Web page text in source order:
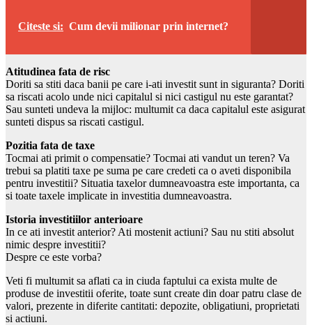
Citeste si: Cum devii milionar prin internet?
Atitudinea fata de risc
Doriti sa stiti daca banii pe care i-ati investit sunt in siguranta? Doriti
sa riscati acolo unde nici capitalul si nici castigul nu este garantat?
Sau sunteti undeva la mijloc: multumit ca daca capitalul este asigurat
sunteti dispus sa riscati castigul.
Pozitia fata de taxe
Tocmai ati primit o compensatie? Tocmai ati vandut un teren? Va
trebui sa platiti taxe pe suma pe care credeti ca o aveti disponibila
pentru investitii? Situatia taxelor dumneavoastra este importanta, ca
si toate taxele implicate in investitia dumneavoastra.
Istoria investitiilor anterioare
In ce ati investit anterior? Ati mostenit actiuni? Sau nu stiti absolut
nimic despre investitii?
Despre ce este vorba?
Veti fi multumit sa aflati ca in ciuda faptului ca exista multe de
produse de investitii oferite, toate sunt create din doar patru clase de
valori, prezente in diferite cantitati: depozite, obligatiuni, proprietati
si actiuni.